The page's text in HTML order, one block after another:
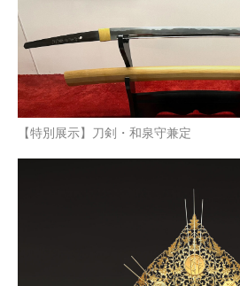
【特別展示】刀剣・和泉守兼定